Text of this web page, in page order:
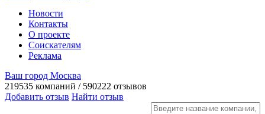
Новости
Контакты
О проекте
Соискателям
Реклама
Ваш город Москва
219535 компаний / 590222 отзывов
Добавить отзыв Найти отзыв